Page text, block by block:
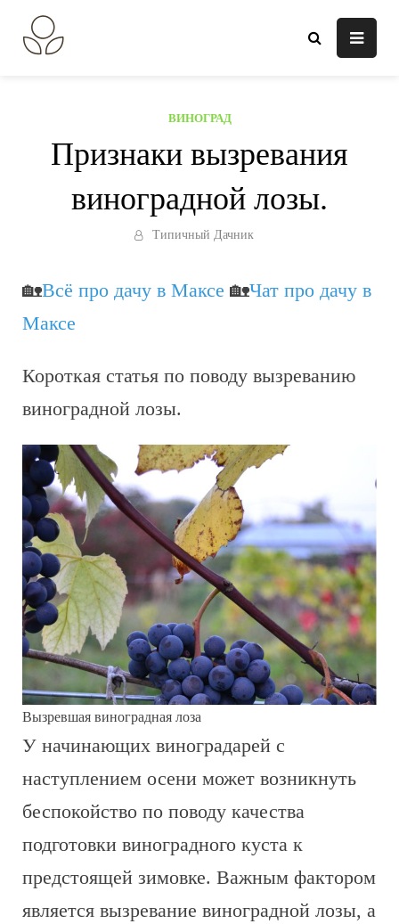
содержанию
ВИНОГРАД
Признаки вызревания
виноградной лозы.
Типичный Дачник
🏡Всё про дачу в Максе 🏡Чат про дачу в
Максе
Короткая статья по поводу вызреванию
виноградной лозы.
Вызревшая виноградная лоза
У начинающих виноградарей с
наступлением осени может возникнуть
беспокойство по поводу качества
подготовки виноградного куста к
предстоящей зимовке. Важным фактором
является вызревание виноградной лозы, а